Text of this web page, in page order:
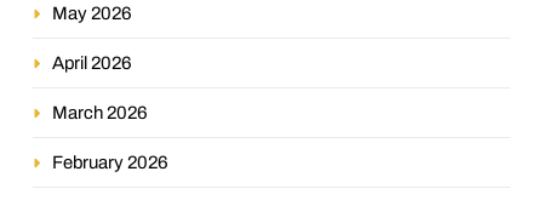
May 2026
April 2026
March 2026
February 2026